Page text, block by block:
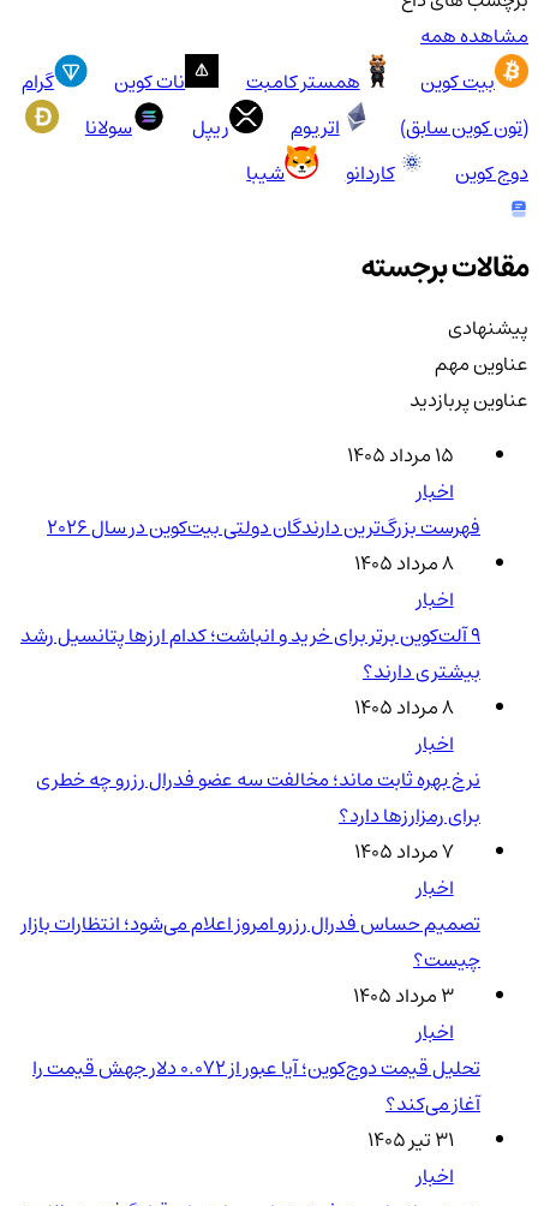
مشاهده همه
بیت کوین
همستر کامبت نات کوین
گرام
(تون کوین سابق)
اتریوم ریپل
سولانا
دوج کوین
کاردانو شیبا
مقالات برجسته
پیشنهادی
عناوین مهم
عناوین پربازدید
۱۵ مرداد ۱۴۰۵
اخبار
فهرست بزرگ‌ترین دارندگان دولتی بیت‌کوین در سال 2026
۸ مرداد ۱۴۰۵
اخبار
۹ آلت‌کوین برتر برای خرید و انباشت؛ کدام ارزها پتانسیل رشد
بیشتری دارند؟
۸ مرداد ۱۴۰۵
اخبار
نرخ بهره ثابت ماند؛ مخالفت سه عضو فدرال رزرو چه خطری
برای رمزارزها دارد؟
۷ مرداد ۱۴۰۵
اخبار
تصمیم حساس فدرال رزرو امروز اعلام می‌شود؛ انتظارات بازار
چیست؟
۳ مرداد ۱۴۰۵
اخبار
تحلیل قیمت دوج‌کوین؛ آیا عبور از ۰.۰۷۲ دلار جهش قیمت را
آغاز می‌کند؟
۳۱ تیر ۱۴۰۵
اخبار